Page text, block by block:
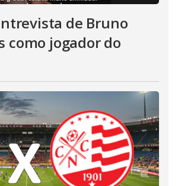
de Bruno
como jogador do